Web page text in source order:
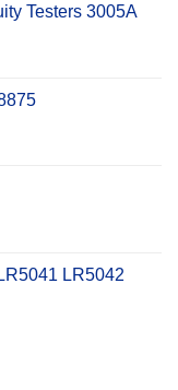
Testers 3005A
LR5042